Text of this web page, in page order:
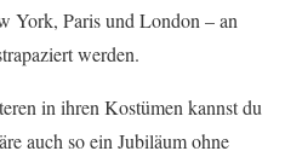
York, Paris und London – an
werden.
in ihren Kostümen kannst du
auch so ein Jubiläum ohne